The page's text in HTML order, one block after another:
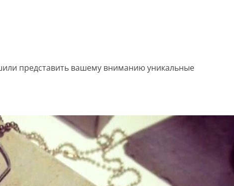
представить вашему вниманию уникальные